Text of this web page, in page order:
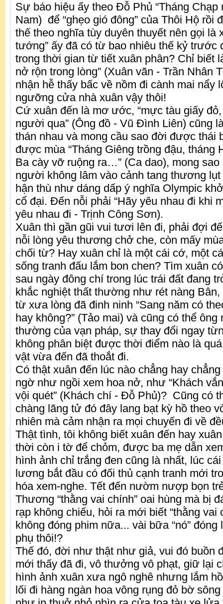
Sự báo hiệu ấy theo Đỗ Phủ “Tháng Chạp
Nam) để “ghẹo gió đông” của Thôi Hộ rồi
thế theo nghĩa tùy duyên thuyết nên gọi là
tướng” ấy đã có từ bao nhiêu thế kỷ trước
trong thời gian từ tiết xuân phân? Chỉ biết
nở rộn trong lòng” (Xuân vãn - Trần Nhân
nhận hễ thấy bấc về nồm đi cành mai nẩy
ngưỡng cửa nhà xuân vậy thôi!
Cứ xuân đến là mơ ước, “mực tàu giấy
người qua” (Ông đồ - Vũ Đình Liên) cũng
thán nhau và mong cầu sao đời được thái
được mùa “Tháng Giêng trồng đậu, tháng
Ba cày vỡ ruộng ra…” (Ca dao), mong
người không lâm vào cảnh tang thương
hận thù như dáng dấp ý nghĩa Olympic
cổ đại. Đến nỗi phải “Hãy yêu nhau đi khi
yêu nhau đi - Trịnh Công Sơn).
Xuân thì gần gũi vui tươi lên đi, phải đợi
nỗi lòng yêu thương chở che, còn mấy
chối từ? Hay xuân chỉ là một cái cớ, một
sống tranh đấu lắm bon chen? Tìm xuân
sau ngày đông chí trong lúc trái đất đang
khắc nghiệt thất thường như rét nàng
từ xưa lòng đã đinh ninh “Sang năm có
hay không?” (Tảo mai) và cũng có thể
thường của vạn pháp, sự thay đổi ngay
không phân biệt được thời điểm nào là
vật vừa đến đã thoắt đi.
Có thật xuân đến lúc nào chẳng hay
ngờ như ngồi xem hoa nở, như “Khách
vội quét” (Khách chí - Đỗ Phủ)? Cũng có
chàng lãng tử đó đây lang bạt kỳ hồ theo
nhiên mà cảm nhận ra mọi chuyến đi về
Thật tình, tôi không biết xuân đến hay
thời còn i tờ để chỏm, được ba mẹ dẫn
hình ảnh chỉ trắng đen cũng là nhất, lúc
lương bắt đầu có đối thủ cạnh tranh mới
hóa xem-nghe. Tết đến nườm nượp bọn
Thương “thằng vai chính” oai hùng mà bị
rạp không chiếu, hỏi ra mới biết “thằng vai
không đóng phim nữa... vài bữa “nó”
phụ thôi!?
Thế đó, đời như thật như giả, vui đó buồn
mới thấy đã đi, vô thưởng vô phạt, giữ lại
hình ảnh xuân xưa ngô nghê nhưng lắm
lối đi hàng ngàn hoa vông rụng đỏ bờ